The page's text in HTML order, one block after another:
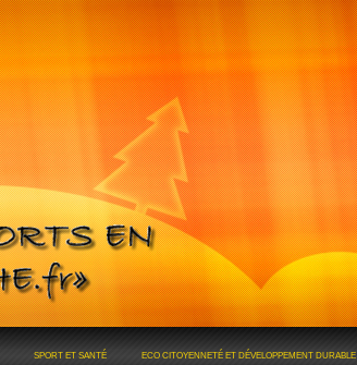
SPORT ET SANTÉ ECO CITOYENNETÉ ET DÉVELOPPEMENT DURABLE